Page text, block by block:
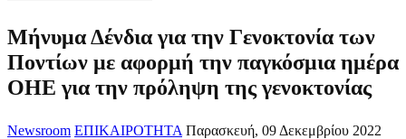
Μήνυμα Δένδια για την Γενοκτονία των
Ποντίων με αφορμή την παγκόσμια ημέρα
ΟΗΕ για την πρόληψη της γενοκτονίας
Newsroom ΕΠΙΚΑΙΡΟΤΗΤΑ Παρασκευή, 09 Δεκεμβρίου 2022